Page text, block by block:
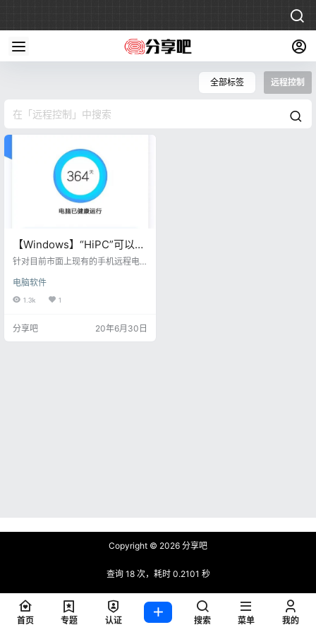
全部标签 远程控制
【Windows】“HiPC”可以让
微信控制电脑的软件
针对目前市面上现有的手机远程电
葵等。 今天给大家推荐的这款HiP
C，相较于市面上的远程控制软件，
需在电脑上安装程序，直接使用微
信扫描二维码绑定，利用微信小程
电脑软件
1.3k 1
分享吧 20年6月30日
Copyright © 2026 分享吧
查询 18 次，耗时 0.2101 秒
首页 专题 认证 搜索 菜单 我的